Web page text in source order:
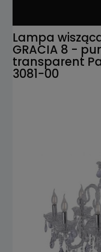
Lampa
GRACIA 8 -
transparent
3081-00